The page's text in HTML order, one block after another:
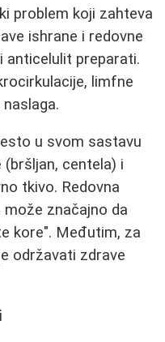
problem koji zahteva
ishrane i redovne
anticelulit preparati.
limfne
u svom sastavu
centela) i
tkivo. Redovna
značajno da
kore". Međutim, za
održavati zdrave